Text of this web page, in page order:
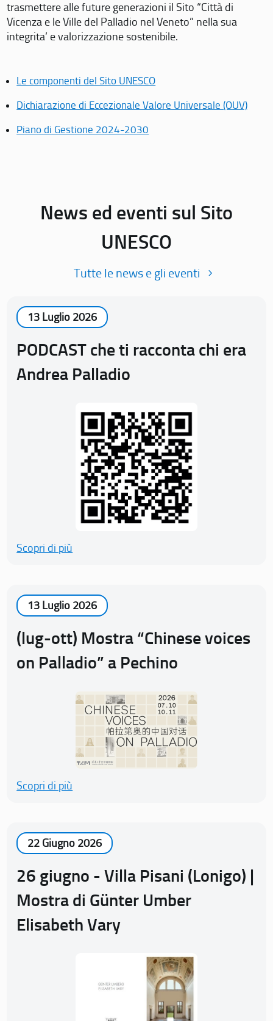
trasmettere alle future generazioni il Sito “Città di
Vicenza e le Ville del Palladio nel Veneto” nella sua
integrita’ e valorizzazione sostenibile.
Le componenti del Sito UNESCO
Dichiarazione di Eccezionale Valore Universale (OUV)
Piano di Gestione 2024-2030
News ed eventi sul Sito
UNESCO
Tutte le news e gli eventi
13 Luglio 2026
PODCAST che ti racconta chi era
Andrea Palladio
Scopri di più
13 Luglio 2026
(lug-ott) Mostra “Chinese voices
on Palladio” a Pechino
Scopri di più
22 Giugno 2026
26 giugno - Villa Pisani (Lonigo) |
Mostra di Günter Umber
Elisabeth Vary